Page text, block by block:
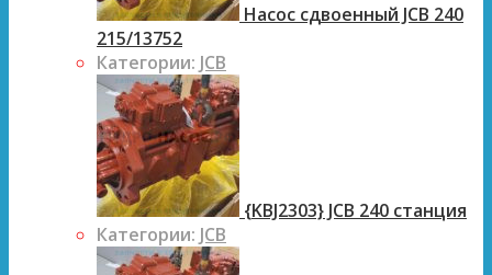
Насос сдвоенный JCB 240
215/13752
Категории: JCB
{KBJ2303} JCB 240 станция
Категории: JCB